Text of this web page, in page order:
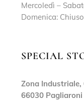
Mercoledì –
Domenica: Chiuso
SPECIAL
Zona Industriale,
66030 Pagliaroni